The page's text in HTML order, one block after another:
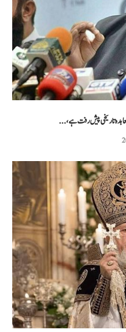
تاریخی پیش رفت ہے،...